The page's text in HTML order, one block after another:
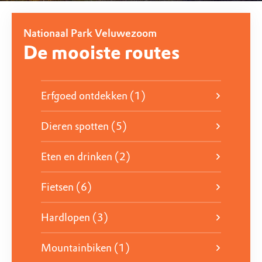
Eindeloze vergezichten
In dit eeuwenoude landschap vind je heideheuvels
decor voor jouw bezoek aan de natuur!
Maak een heerlijke wandeling
Nationaal Park Veluwezoom
De mooiste routes
Erfgoed ontdekken (1)
Dieren spotten (5)
Eten en drinken (2)
Fietsen (6)
Hardlopen (3)
Mountainbiken (1)